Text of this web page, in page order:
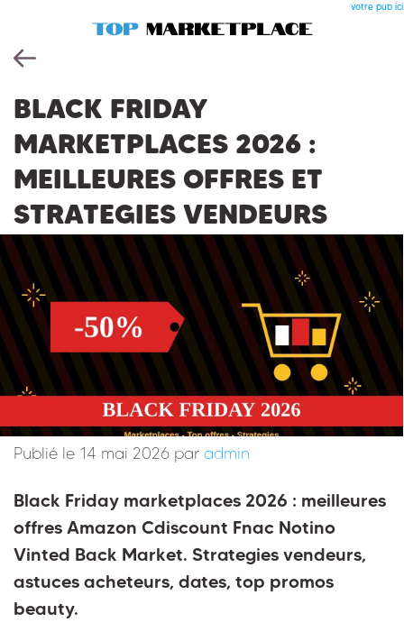
votre pub ici
BLACK FRIDAY
MARKETPLACES 2026 :
MEILLEURES OFFRES ET
STRATEGIES VENDEURS
Publié le 14 mai 2026 par admin
Black Friday marketplaces 2026 : meilleures
offres Amazon Cdiscount Fnac Notino
Vinted Back Market. Strategies vendeurs,
astuces acheteurs, dates, top promos
beauty.